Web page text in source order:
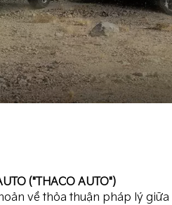
("THACO AUTO")
về thỏa thuận pháp lý giữa